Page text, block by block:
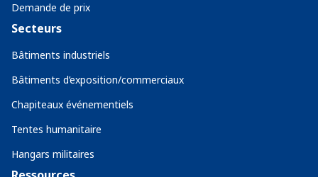
Demande de prix
Secteurs
Bâtiments industriels
Bâtiments d’exposition/commerciaux
Chapiteaux événementiels
Tentes humanitaire
Hangars militaires